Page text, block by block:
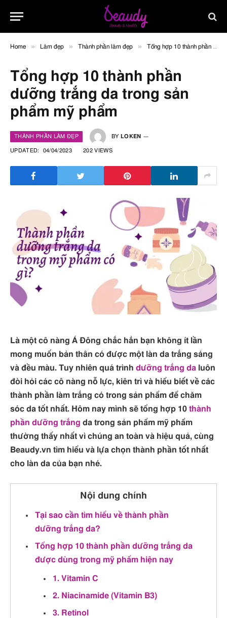
Home » Làm đẹp » Thành phần làm đẹp » Tổng hợp 10 thành phần dưỡng trắng da trong sản phẩm mỹ phẩm
Tổng hợp 10 thành phần
dưỡng trắng da trong sản
phẩm mỹ phẩm
THÀNH PHẦN LÀM ĐẸP BY LOKEN
UPDATED: 04/04/2023 202VIEWS
Là một cô nàng Á Đông chắc hẳn bạn không ít lần
mong muốn bản thân có được một làn da trắng sáng
và đều màu. Tuy nhiên quá trình dưỡng trắng da luôn
đòi hỏi các cô nàng nỗ lực, kiên trì và hiểu biết về các
thành phần làm trắng có trong sản phẩm để chăm
sóc da tốt nhất. Hôm nay mình sẽ tổng hợp 10 thành
phần dưỡng trắng da trong sản phẩm mỹ phẩm
thường thấy nhất vì chúng an toàn và hiệu quả, cùng
Beaudy.vn tìm hiểu và lựa chọn thành phần tốt nhất
cho làn da của bạn nhé.
Nội dung chính
Tại sao cần tìm hiểu về thành phần
dưỡng trắng da?
Tổng hợp 10 thành phần dưỡng trắng da
được dùng trong mỹ phẩm hiện nay
1. Vitamin C
2. Niacinamide (Vitamin B3)
3. Retinol